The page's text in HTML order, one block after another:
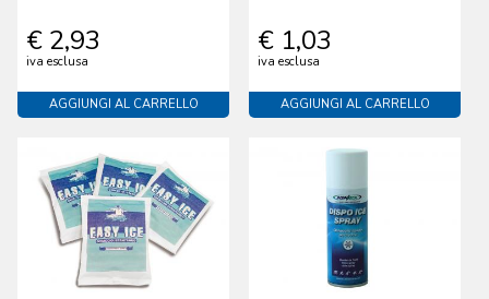
€ 2,93
iva esclusa
AGGIUNGI AL CARRELLO
€ 1,03
iva esclusa
AGGIUNGI AL CARRELLO